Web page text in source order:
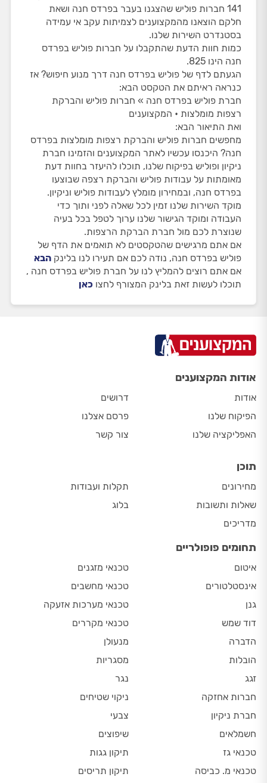
141 חברות פוליש שהצגנו בעבר בפרדס חנה ושאת
חלקם הוצאנו מהמקצוענים לצמיתות עקב אי עמידה
בסטנדרט השירות שלנו.
כמות חוות הדעת שהתקבלו על חברות פוליש בפרדס
חנה הינו 825.
הגעתם לדף של פוליש בפרדס חנה דרך מנוע חיפוש? אז
כנראה ראיתם את הטקסט הבא:
חברת פוליש בפרדס חנה » חברות פוליש והברקת
רצפות מומלצות • המקצוענים
ואת התיאור הבא:
מחפשים חברות פוליש והברקת רצפות מומלצות בפרדס
חנה? היכנסו עכשיו לאתר המקצוענים והזמינו חברת
ניקיון ופוליש בפיקוח שלנו, תוכלו להיעזר בחוות דעת
מאומתות על עבודות פוליש והברקת רצפה שבוצעו
בפרדס חנה, ובמחירון מומלץ לעבודות פוליש וניקיון.
מוקד השירות שלנו זמין לכל שאלה לפני ותוך כדי
העבודה ומוקד הגישור שלנו ערוך לטפל בכל בעיה
שנוצרת לכם מול חברת הברקת הרצפות.
אם אתם מרגישים שהטקסטים לא תואמים את הדף של
פוליש בפרדס חנה, נודה לכם אם תעירו לנו בלינק הבא
אם אתם רוצים להמליץ לנו על חברת פוליש בפרדס חנה ,
תוכלו לעשות זאת בלינק המצורף לחצו כאן
אודות המקצוענים
אודות
הפיקוח שלנו
האפליקציה שלנו
דרושים
פרסם אצלנו
צור קשר
תוכן
מחירונים
שאלות ותשובות
מדריכים
תקלות ועבודות
בלוג
תחומים פופולריים
איטום
אינסטלטורים
גנן
דוד שמש
הדברה
הובלות
זגג
חברות אחזקה
חברת ניקיון
חשמלאים
טכנאי גז
טכנאי מ. כביסה
טכנאי מזגנים
טכנאי מחשבים
טכנאי מערכות אזעקה
טכנאי מקררים
מנעולן
מסגריות
נגר
ניקוי שטיחים
צבעי
שיפוצים
תיקון גגות
תיקון תריסים